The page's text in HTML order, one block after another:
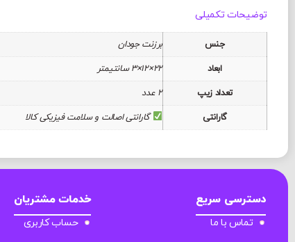
توضیحات تکمیلی
جنس
برزنت جودان
ابعاد
22×12×3 سانتیمتر
تعداد زیپ
2 عدد
گارانتی
گارانتی اصالت و سلامت فیزیکی کالا
دسترسی سریع
تماس با ما
خدمات مشتریان
حساب کاربری